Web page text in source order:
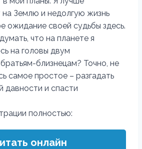
на Землю и недолгую жизнь
ожидание своей судьбы здесь.
что на планете я
на головы двум
близнецам? Точно, не
самое простое – разгадать
давности и спасти
полностью:
онлайн